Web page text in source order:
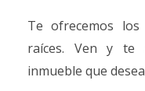
Te ofrecemos
raíces. Ven y te
inmueble que